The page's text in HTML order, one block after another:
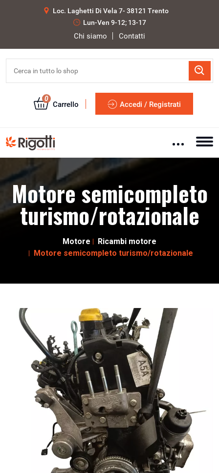
Loc. Laghetti Di Vela 7- 38121 Trento
Lun-Ven 9-12; 13-17
Chi siamo Contatti
0
Carrello Accedi / Registrati
Motore semicompleto
turismo/rotazionale
Motore
Ricambi motore
Motore semicompleto turismo/rotazionale